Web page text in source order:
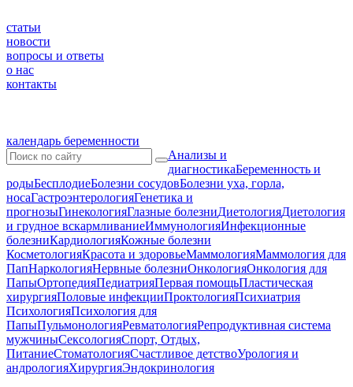
статьи
новости
вопросы и ответы
о нас
контакты
календарь беременности
Анализы и
диагностикаБеременность и
родыБесплодиеБолезни сосудовБолезни уха, горла,
носаГастроэнтерологияГенетика и
прогнозыГинекологияГлазные болезниДиетологияДиетология
и грудное вскармливаниеИммунологияИнфекционные
болезниКардиологияКожные болезни
КосметологияКрасота и здоровьеМаммологияМаммология для
ПапНаркологияНервные болезниОнкологияОнкология для
ПапыОртопедияПедиатрияПервая помощьПластическая
хирургияПоловые инфекцииПроктологияПсихиатрия
ПсихологияПсихология для
ПапыПульмонологияРевматологияРепродуктивная система
мужчиныСексологияСпорт, Отдых,
ПитаниеСтоматологияСчастливое детствоУрология и
андрологияХирургияЭндокринология